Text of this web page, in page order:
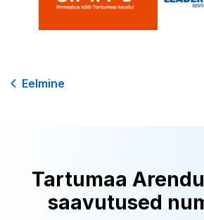
Eelmine
Tartumaa
saavutused